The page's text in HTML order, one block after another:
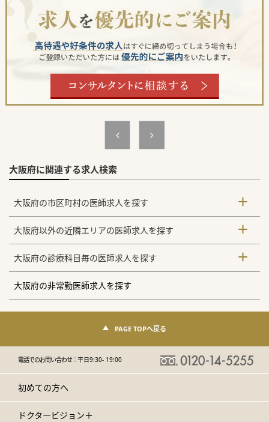
大阪府に関連する求人検索
大阪府の市区町村の医師求人を探す
大阪府以外の近隣エリアの医師求人を探す
大阪府の診療科目毎の医師求人を探す
大阪府の非常勤医師求人を探す
PAGE TOPへ戻る
電話でのお問い合わせ：平日9:30- 19:00
初めての方へ
ドクタービジョン＋